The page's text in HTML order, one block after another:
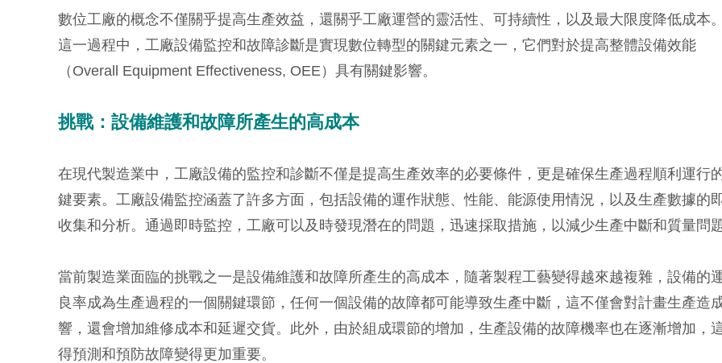
數位工廠的概念不僅關乎提高生產效益，還關乎工廠運營的靈活性、可持續性，以及最大限度降低成本
這一過程中，工廠設備監控和故障診斷是實現數位轉型的關鍵元素之一，它們對於提高整體設備效能
（Overall Equipment Effectiveness, OEE）具有關鍵影響。
挑戰：設備維護和故障所產生的高成本
在現代製造業中，工廠設備的監控和診斷不僅是提高生產效率的必要條件，更是確保生產過程順利運行
鍵要素。工廠設備監控涵蓋了許多方面，包括設備的運作狀態、性能、能源使用情況，以及生產數據的
收集和分析。通過即時監控，工廠可以及時發現潛在的問題，迅速採取措施，以減少生產中斷和質量問題
當前製造業面臨的挑戰之一是設備維護和故障所產生的高成本，隨著製程工藝變得越來越複雜，設備的
良率成為生產過程的一個關鍵環節，任何一個設備的故障都可能導致生產中斷，這不僅會對計畫生產造
響，還會增加維修成本和延遲交貨。此外，由於組成環節的增加，生產設備的故障機率也在逐漸增加，
得預測和預防故障變得更加重要。